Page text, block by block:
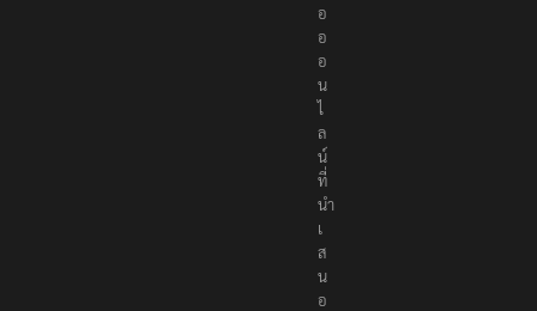
อ
อ
อ
น
ไ
ล
น์
ที่
นำ
เ
ส
น
อ